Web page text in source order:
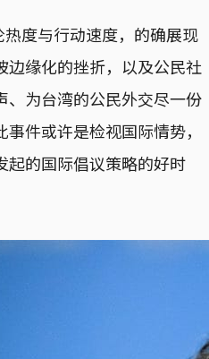
度与行动速度，的确展现
边缘化的挫折，以及公民社
、为台湾的公民外交尽一份
件或许是检视国际情势，
起的国际倡议策略的好时